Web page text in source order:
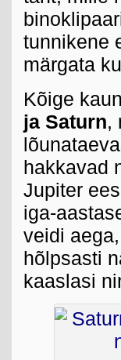
tunnikene
märgata
Kõige
ja Saturn,
hakkavad
Jupiter
iga-
veidi
hõlpsasti
kaaslasi